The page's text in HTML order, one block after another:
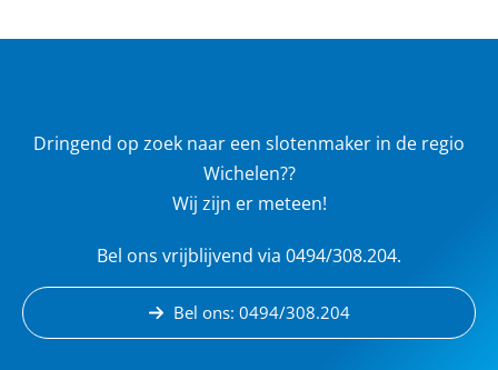
Dringend op zoek naar een slotenmaker in de regio
Wichelen??
Wij zijn er meteen!
Bel ons vrijblijvend via 0494/308.204.
Bel ons: 0494/308.204